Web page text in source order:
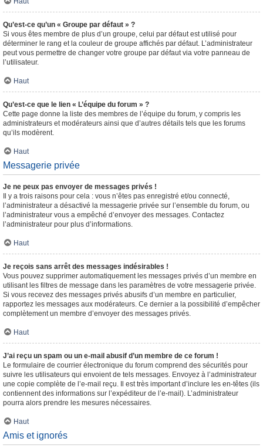
Qu’est-ce qu’un « Groupe par défaut » ?
Si vous êtes membre de plus d’un groupe, celui par défaut est utilisé pour
déterminer le rang et la couleur de groupe affichés par défaut. L’administrateur
peut vous permettre de changer votre groupe par défaut via votre panneau de
l’utilisateur.
Haut
Qu’est-ce que le lien « L’équipe du forum » ?
Cette page donne la liste des membres de l’équipe du forum, y compris les
administrateurs et modérateurs ainsi que d’autres détails tels que les forums
qu’ils modèrent.
Haut
Messagerie privée
Je ne peux pas envoyer de messages privés !
Il y a trois raisons pour cela : vous n’êtes pas enregistré et/ou connecté,
l’administrateur a désactivé la messagerie privée sur l’ensemble du forum, ou
l’administrateur vous a empêché d’envoyer des messages. Contactez
l’administrateur pour plus d’informations.
Haut
Je reçois sans arrêt des messages indésirables !
Vous pouvez supprimer automatiquement les messages privés d’un membre en
utilisant les filtres de message dans les paramètres de votre messagerie privée.
Si vous recevez des messages privés abusifs d’un membre en particulier,
rapportez les messages aux modérateurs. Ce dernier a la possibilité d’empêcher
complètement un membre d’envoyer des messages privés.
Haut
J’ai reçu un spam ou un e-mail abusif d’un membre de ce forum !
Le formulaire de courrier électronique du forum comprend des sécurités pour
suivre les utilisateurs qui envoient de tels messages. Envoyez à l’administrateur
une copie complète de l’e-mail reçu. Il est très important d’inclure les en-têtes (ils
contiennent des informations sur l’expéditeur de l’e-mail). L’administrateur
pourra alors prendre les mesures nécessaires.
Haut
Amis et ignorés